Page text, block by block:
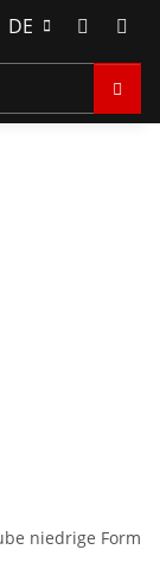
DE